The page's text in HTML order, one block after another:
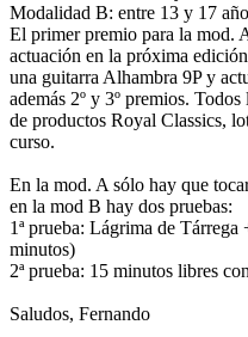
Modalidad B: entre 13 y 17
El primer premio para la mod.
actuación en la próxima
una guitarra Alhambra 9P y
además 2º y 3º premios.
de productos Royal Classics,
curso.
En la mod. A sólo hay que
en la mod B hay dos pruebas:
1ª prueba: Lágrima de
minutos)
2ª prueba: 15 minutos libres
Saludos, Fernando